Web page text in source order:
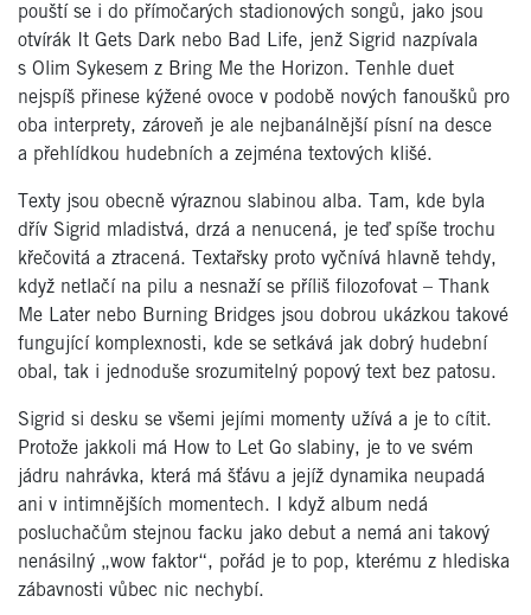
pouští se i do přímočarých stadionových songů, jako jsou
otvírák It Gets Dark nebo Bad Life, jenž Sigrid nazpívala
s Olim Sykesem z Bring Me the Horizon. Tenhle duet
nejspíš přinese kýžené ovoce v podobě nových fanoušků pro
oba interprety, zároveň je ale nejbanálnější písní na desce
a přehlídkou hudebních a zejména textových klišé.
Texty jsou obecně výraznou slabinou alba. Tam, kde byla
dřív Sigrid mladistvá, drzá a nenucená, je teď spíše trochu
křečovitá a ztracená. Textařsky proto vyčnívá hlavně tehdy,
když netlačí na pilu a nesnaží se příliš filozofovat – Thank
Me Later nebo Burning Bridges jsou dobrou ukázkou takové
fungující komplexnosti, kde se setkává jak dobrý hudební
obal, tak i jednoduše srozumitelný popový text bez patosu.
Sigrid si desku se všemi jejími momenty užívá a je to cítit.
Protože jakkoli má How to Let Go slabiny, je to ve svém
jádru nahrávka, která má šťávu a jejíž dynamika neupadá
ani v intimnějších momentech. I když album nedá
posluchačům stejnou facku jako debut a nemá ani takový
nenásilný „wow faktor“, pořád je to pop, kterému z hlediska
zábavnosti vůbec nic nechybí.